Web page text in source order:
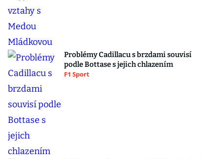
Problémy Cadillacu s brzdami souvisí
podle Bottase s jejich chlazením
F1 Sport